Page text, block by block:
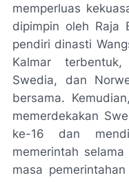
memperluas
dipimpin oleh Raja
pendiri dinasti
Kalmar terbentuk,
Swedia, dan
bersama.
memerdekakan
ke-16 dan
memerintah
masa